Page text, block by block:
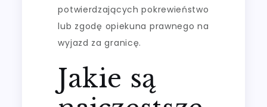
potwierdzających pokrewieństwo
lub zgodę opiekuna prawnego na
wyjazd za granicę.
Jakie są